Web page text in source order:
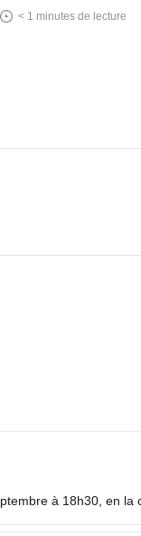
< 1 minutes de lecture
à 18h30, en la